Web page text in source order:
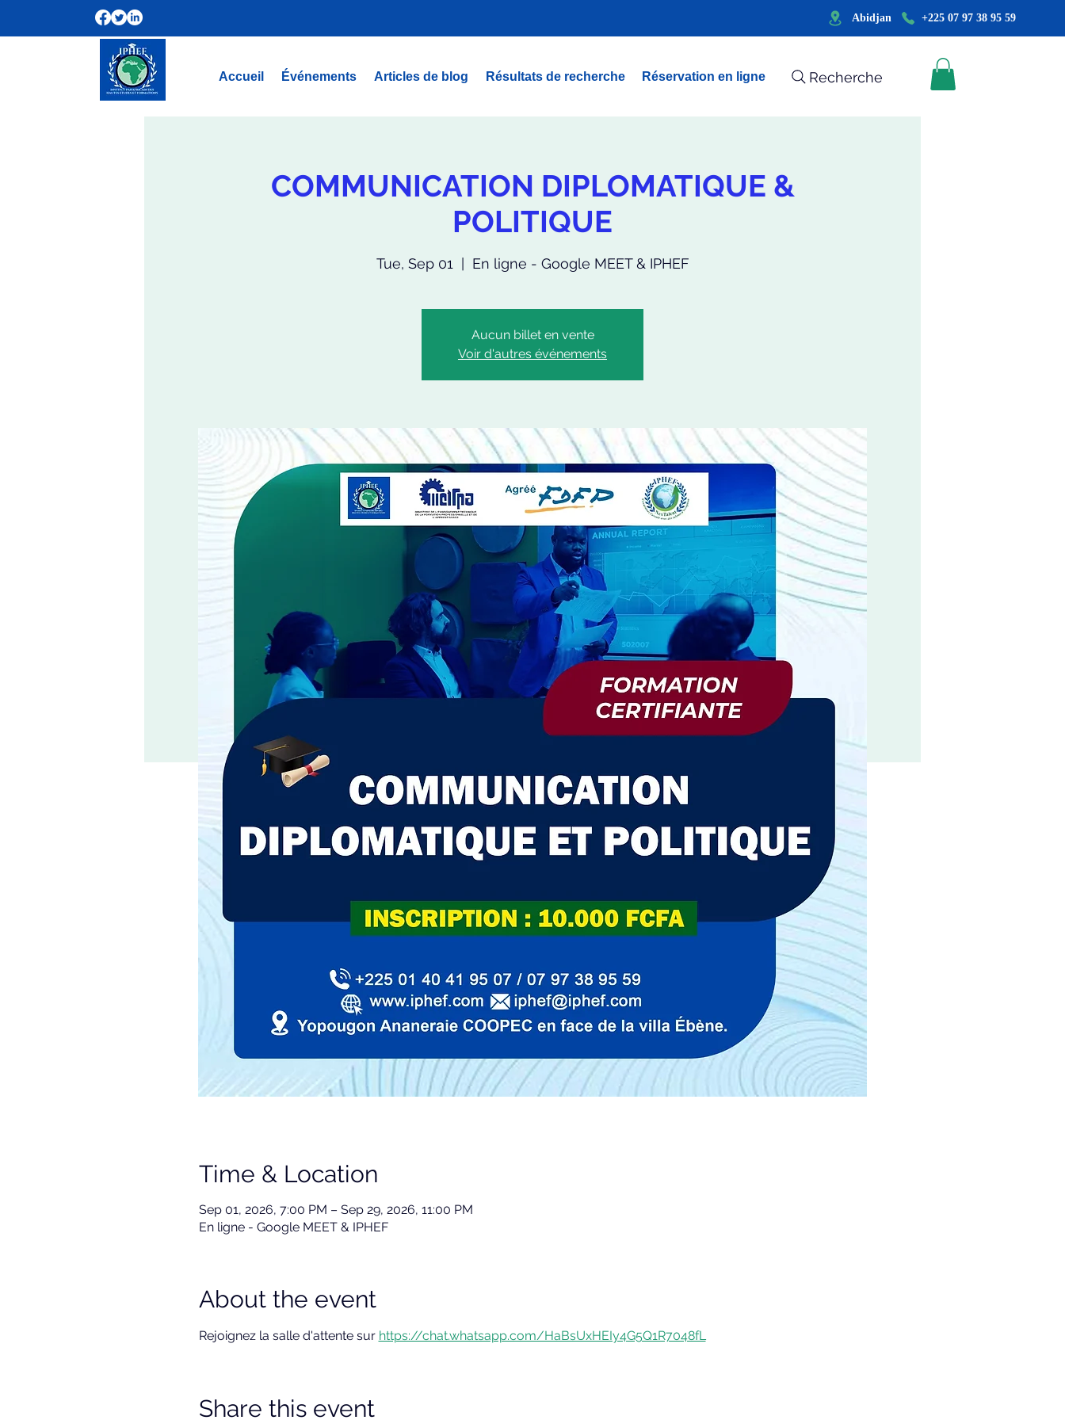
Abidjan +225 07 97 38 95 59
Accueil Événements Articles de blog Résultats de recherche Réservation en ligne Recherche
COMMUNICATION DIPLOMATIQUE &
POLITIQUE
Tue, Sep 01
  |
En ligne - Google MEET & IPHEF
Aucun billet en vente
Voir d'autres événements
Time & Location
Sep 01, 2026, 7:00 PM – Sep 29, 2026, 11:00 PM
En ligne - Google MEET & IPHEF
About the event
Rejoignez la salle d'attente sur https://chat.whatsapp.com/HaBsUxHEIy4G5Q1R7048fL
Share this event